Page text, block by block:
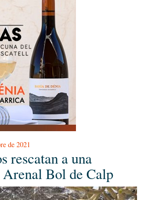
de 2021
rescatan a una
Arenal Bol de Calp